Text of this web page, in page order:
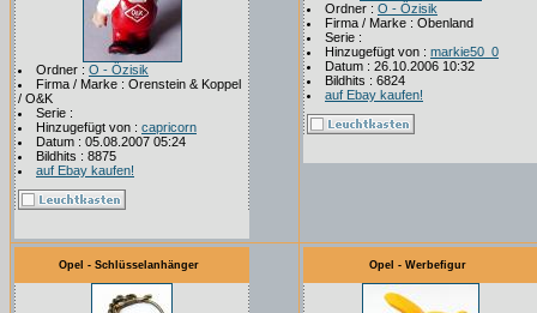
Ordner : O - Özisik
Firma / Marke : Orenstein & Koppel
/ O&K
Serie :
Hinzugefügt von : capricorn
Datum : 05.08.2007 05:24
Bildhits : 8875
auf Ebay kaufen!
Ordner : O - Özisik
Firma / Marke : Obenland
Serie :
Hinzugefügt von : markie50_0
Datum : 26.10.2006 10:32
Bildhits : 6824
auf Ebay kaufen!
Opel - Schlüsselanhänger Opel - Werbefigur